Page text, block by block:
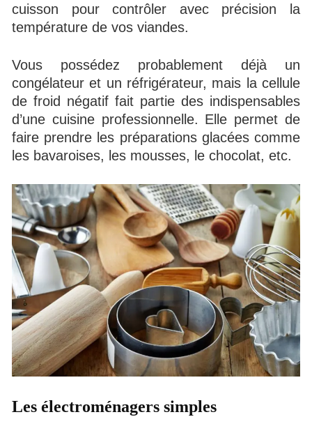
cuisson pour contrôler avec précision la
température de vos viandes.
Vous possédez probablement déjà un
congélateur et un réfrigérateur, mais la cellule
de froid négatif fait partie des indispensables
d’une cuisine professionnelle. Elle permet de
faire prendre les préparations glacées comme
les bavaroises, les mousses, le chocolat, etc.
Les électroménagers simples